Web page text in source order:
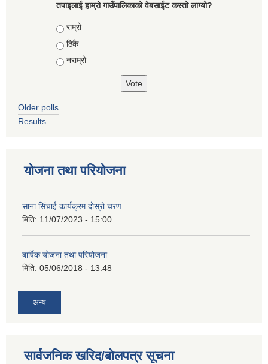
तपाइलाई हाम्रो गाउँपालिकाको वेबसाईट कस्तो लाग्यो?
Choices
राम्रो
ठिकै
नराम्रो
Older polls
Results
योजना तथा परियोजना
साना सिंचाई कार्यक्रम दोस्रो चरण
मिति: 11/07/2023 - 15:00
बार्षिक योजना तथा परियोजना
मिति: 05/06/2018 - 13:48
अन्य
सार्वजनिक खरिद/बोलपत्र सूचना